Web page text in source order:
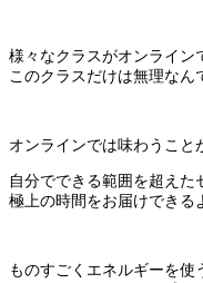
様々なクラスがオンライン
このクラスだけは無理なん
オンラインでは味わうこと
自分でできる範囲を超えた
極上の時間をお届けできる
ものすごくエネルギーを使